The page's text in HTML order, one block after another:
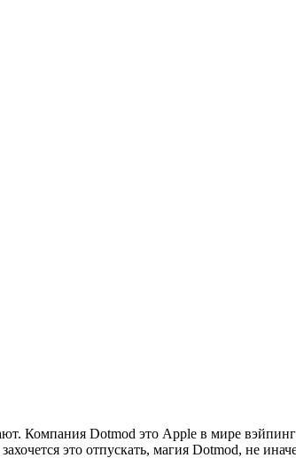
Компания Dotmod это Apple в мире
это отпускать, магия Dotmod, не